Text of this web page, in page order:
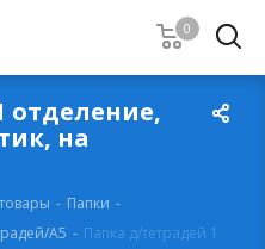
0
отделение,
на
- Папки -
А5 - Папка д/тетрадей 1